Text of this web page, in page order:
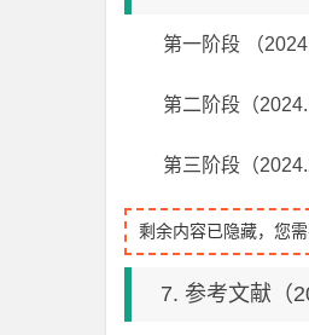
第一阶段 （
第二阶段（
第三阶段（
剩余内容已隐藏，您
7. 参考文献（